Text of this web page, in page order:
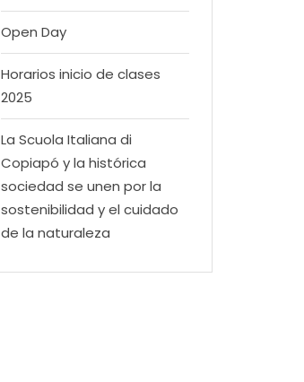
Open Day
Horarios inicio de clases
2025
La Scuola Italiana di
Copiapó y la histórica
sociedad se unen por la
sostenibilidad y el cuidado
de la naturaleza